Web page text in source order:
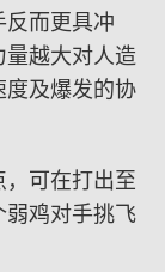
而更具冲
量越大对人造
度及爆发的协
可在打出至
弱鸡对手挑飞